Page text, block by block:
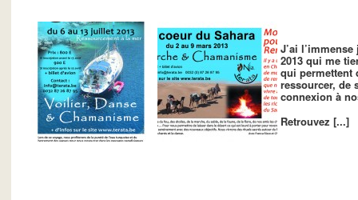
J’ai
2013 qui me
qui permettent
ressourcer, de
connexion à
Retrouvez [...]